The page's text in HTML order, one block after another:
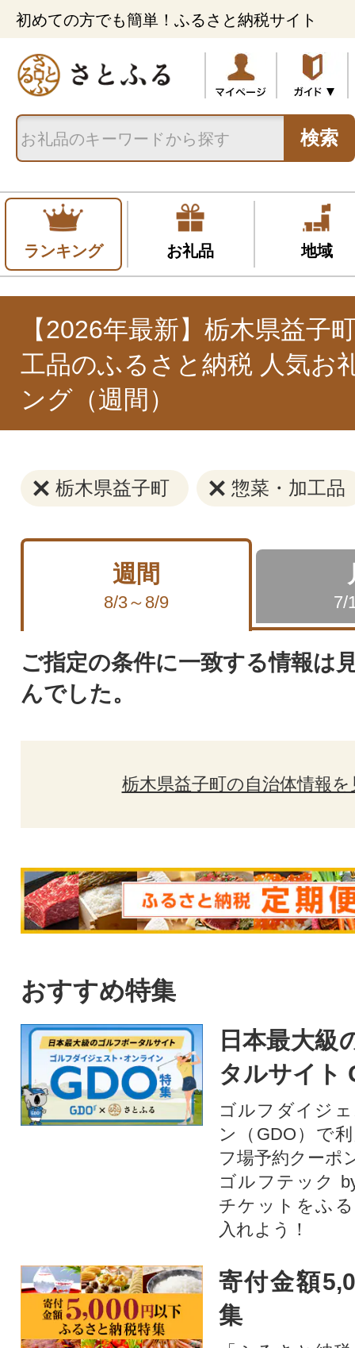
初めての方でも簡単！ふるさと納税サイト
検索
ランキング お礼品 地域
【2026年最新】栃木県益子
工品のふるさと納税 人気お
ング（週間）
栃木県益子町 惣菜・加工品
週間
8/3～8/9 7/
ご指定の条件に一致する情報は
んでした。
栃木県益子町の自治体情報を
おすすめ特集
日本最大級
タルサイト
ゴルフダイジ
ン（GDO）で
フ場予約クーポ
ゴルフテック
チケットをふ
入れよう！
寄付金額
集